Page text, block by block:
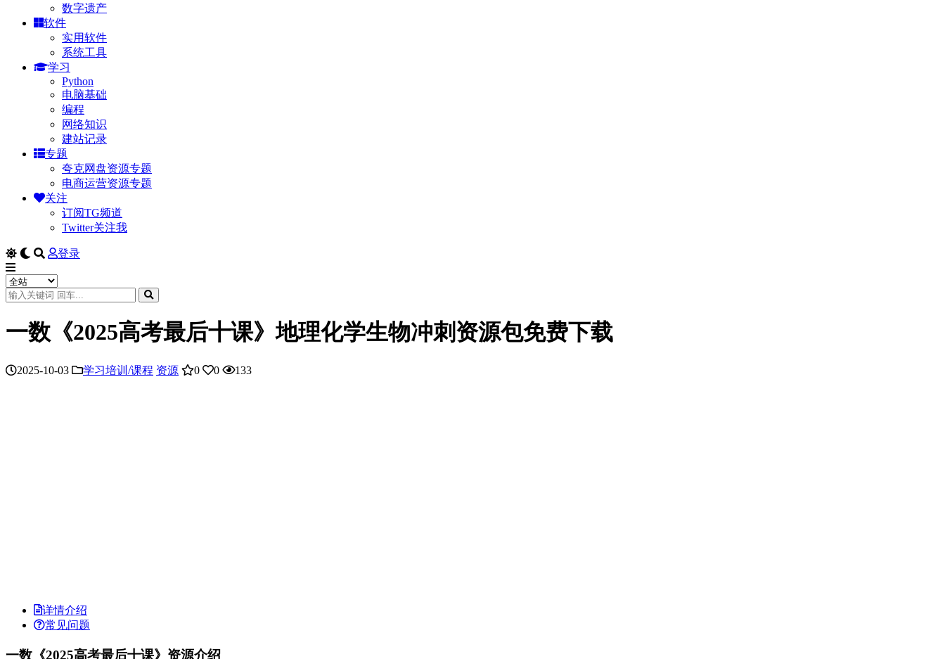
数字遗产
软件
实用软件
系统工具
学习
Python
电脑基础
编程
网络知识
建站记录
专题
夸克网盘资源专题
电商运营资源专题
关注
订阅TG频道
Twitter关注我
登录
一数《2025高考最后十课》地理化学生物冲刺资源包免费下载
2025-10-03 学习培训/课程 资源 0 0 133
详情介绍
常见问题
一数《2025高考最后十课》资源介绍